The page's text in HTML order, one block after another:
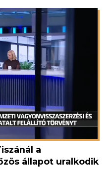
a
állapot uralkodik